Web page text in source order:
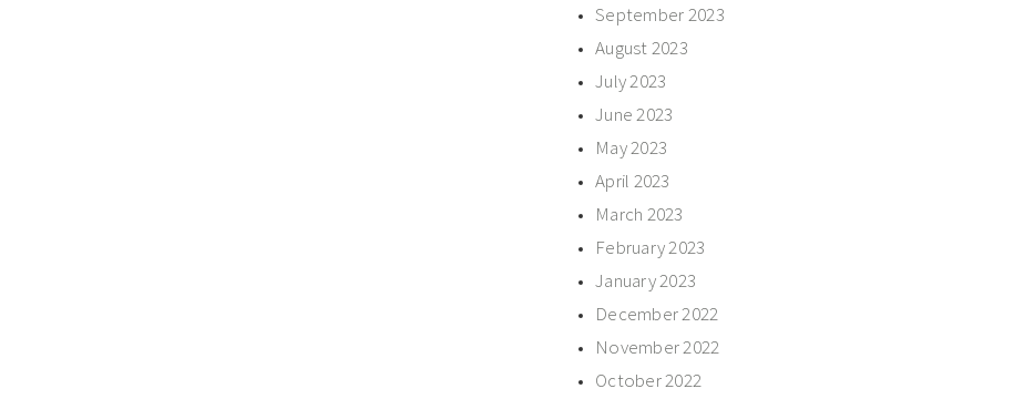
September 2023
August 2023
July 2023
June 2023
May 2023
April 2023
March 2023
February 2023
January 2023
December 2022
November 2022
October 2022